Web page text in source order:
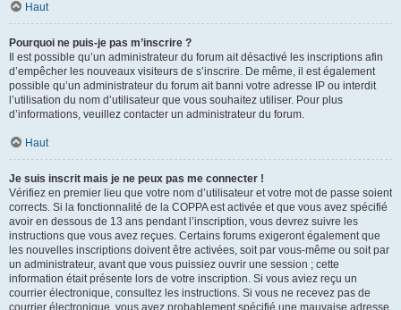
Haut
Pourquoi ne puis-je pas m’inscrire ?
Il est possible qu’un administrateur du forum ait désactivé les inscriptions afin
d’empêcher les nouveaux visiteurs de s’inscrire. De même, il est également
possible qu’un administrateur du forum ait banni votre adresse IP ou interdit
l’utilisation du nom d’utilisateur que vous souhaitez utiliser. Pour plus
d’informations, veuillez contacter un administrateur du forum.
Haut
Je suis inscrit mais je ne peux pas me connecter !
Vérifiez en premier lieu que votre nom d’utilisateur et votre mot de passe soient
corrects. Si la fonctionnalité de la COPPA est activée et que vous avez spécifié
avoir en dessous de 13 ans pendant l’inscription, vous devrez suivre les
instructions que vous avez reçues. Certains forums exigeront également que
les nouvelles inscriptions doivent être activées, soit par vous-même ou soit par
un administrateur, avant que vous puissiez ouvrir une session ; cette
information était présente lors de votre inscription. Si vous aviez reçu un
courrier électronique, consultez les instructions. Si vous ne recevez pas de
courrier électronique, vous avez probablement spécifié une mauvaise adresse